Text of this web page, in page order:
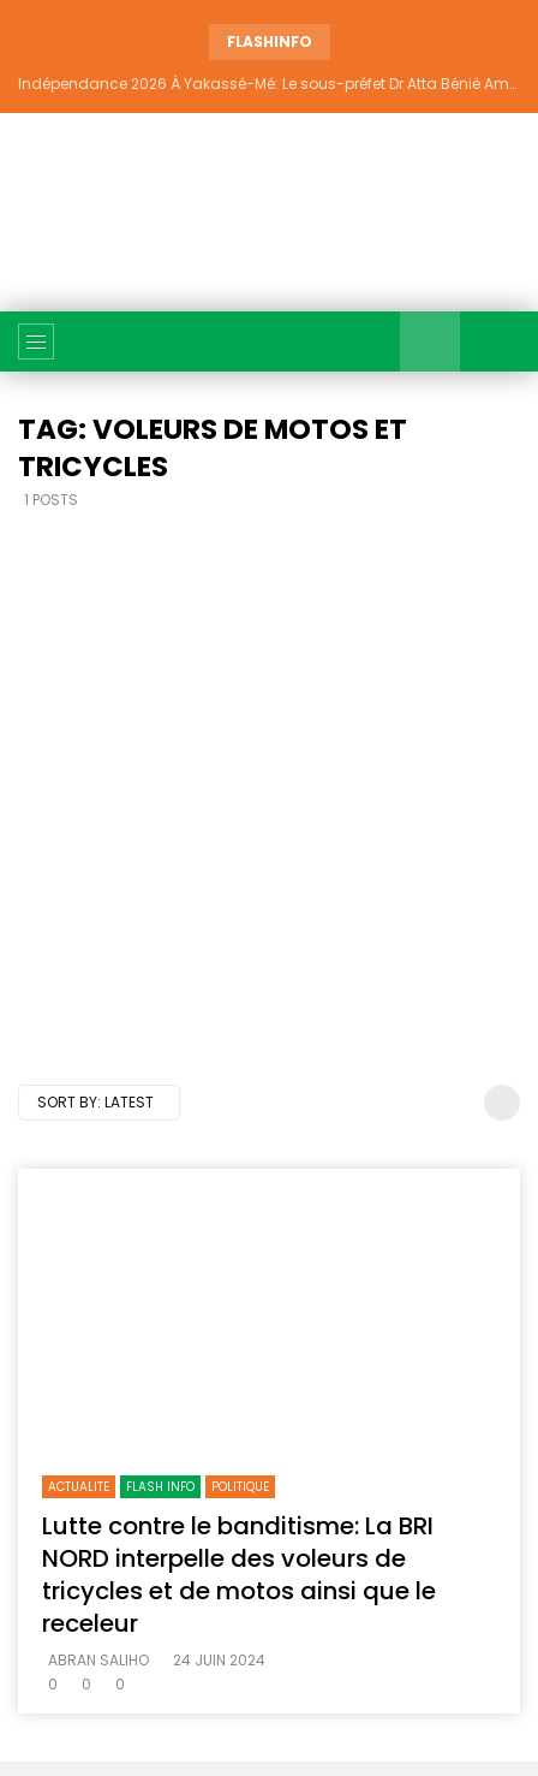
FLASHINFO
Indépendance 2026 À Yakassé-Mé: Le sous-préfet Dr Atta Bénié Amédé appelle à l’unité, à la sécurité et au développement
TAG: VOLEURS DE MOTOS ET
TRICYCLES
1 POSTS
SORT BY: LATEST
ACTUALITE FLASH INFO POLITIQUE
Lutte contre le banditisme: La BRI
NORD interpelle des voleurs de
tricycles et de motos ainsi que le
receleur
ABRAN SALIHO
24 JUIN 2024
0
0 0